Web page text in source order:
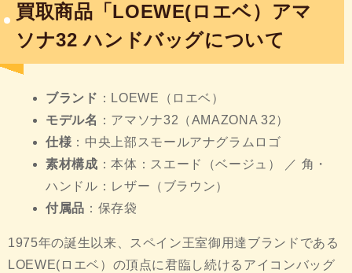
買取商品「LOEWE(ロエベ）アマ
ソナ32 ハンドバッグについて
ブランド ：LOEWE（ロエベ）
モデル名 ：アマソナ32（AMAZONA 32）
仕様 ：中央上部スモールアナグラムロゴ
素材構成 ：本体：スエード（ベージュ） ／ 角・
ハンドル：レザー（ブラウン）
付属品 ：保存袋
1975年の誕生以来、スペイン王室御用達ブランドである
LOEWE(ロエベ）の頂点に君臨し続けるアイコンバッグ